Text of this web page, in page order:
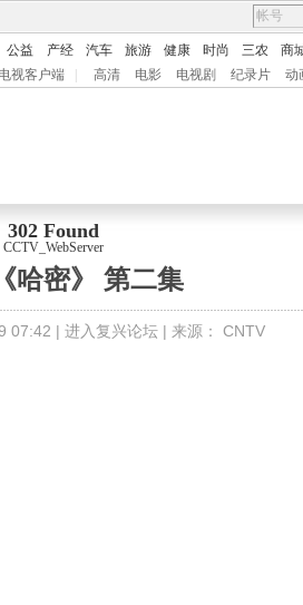
公益 产经 汽车 旅游 健康 时尚 三农
商
视客户端 高清 电影 电视剧 纪录片 动
302 Found
CCTV_WebServer
哈密》 第二集
07:42 | 进入复兴论坛 | 来源： CNTV